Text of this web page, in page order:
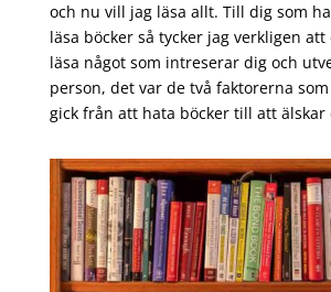
och nu vill jag läsa allt. Till dig som
läsa böcker så tycker jag verkligen
läsa något som intreserar dig och
person, det var de två faktorerna
gick från att hata böcker till att älskar